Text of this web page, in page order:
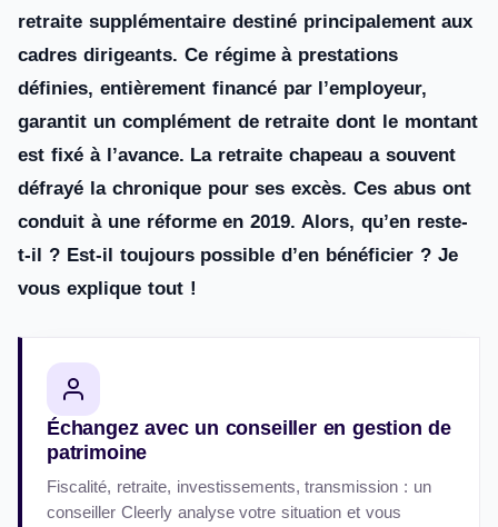
retraite supplémentaire destiné principalement aux
cadres dirigeants. Ce régime à prestations
définies, entièrement financé par l’employeur,
garantit un complément de retraite dont le montant
est fixé à l’avance. La retraite chapeau a souvent
défrayé la chronique pour ses excès. Ces abus ont
conduit à une réforme en 2019. Alors, qu’en reste-
t-il ? Est-il toujours possible d’en bénéficier ? Je
vous explique tout !
Échangez avec un conseiller en gestion de
patrimoine
Fiscalité, retraite, investissements, transmission : un
conseiller Cleerly analyse votre situation et vous